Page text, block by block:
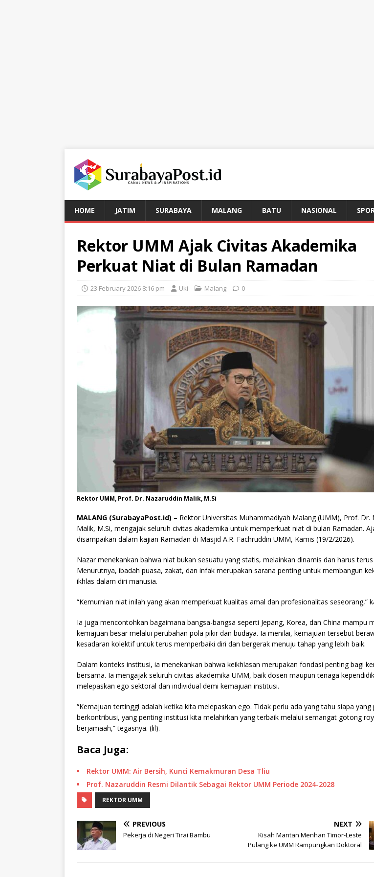
HOME JATIM SURABAYA MALANG BATU NASIONAL
Rektor UMM Ajak Civitas Akademika
Perkuat Niat di Bulan Ramadan
23 February 2026 8:16 pm Uki Malang 0
Rektor UMM, Prof. Dr. Nazaruddin Malik, M.Si
MALANG (SurabayaPost.id) – Rektor Universitas Muhammadiyah Malang (UMM), Prof. Dr.
Malik, M.Si, mengajak seluruh civitas akademika untuk memperkuat niat di bulan Ramadan.
disampaikan dalam kajian Ramadan di Masjid A.R. Fachruddin UMM, Kamis (19/2/2026).
Nazar menekankan bahwa niat bukan sesuatu yang statis, melainkan dinamis dan harus terus
Menurutnya, ibadah puasa, zakat, dan infak merupakan sarana penting untuk membangun
ikhlas dalam diri manusia.
“Kemurnian niat inilah yang akan memperkuat kualitas amal dan profesionalitas seseorang,”
Ia juga mencontohkan bagaimana bangsa-bangsa seperti Jepang, Korea, dan China mampu
kemajuan besar melalui perubahan pola pikir dan budaya. Ia menilai, kemajuan tersebut
kesadaran kolektif untuk terus memperbaiki diri dan bergerak menuju tahap yang lebih baik.
Dalam konteks institusi, ia menekankan bahwa keikhlasan merupakan fondasi penting bagi
bersama. Ia mengajak seluruh civitas akademika UMM, baik dosen maupun tenaga
melepaskan ego sektoral dan individual demi kemajuan institusi.
“Kemajuan tertinggi adalah ketika kita melepaskan ego. Tidak perlu ada yang tahu siapa yang
berkontribusi, yang penting institusi kita melahirkan yang terbaik melalui semangat gotong
berjamaah,” tegasnya. (lil).
Baca Juga:
Rektor UMM: Air Bersih, Kunci Kemakmuran Desa Tliu
Prof. Nazaruddin Resmi Dilantik Sebagai Rektor UMM Periode 2024-2028
REKTOR UMM
PREVIOUS
Pekerja di Negeri Tirai Bambu
NEXT
Kisah Mantan Menhan Timor-Leste
Pulang ke UMM Rampungkan Doktoral